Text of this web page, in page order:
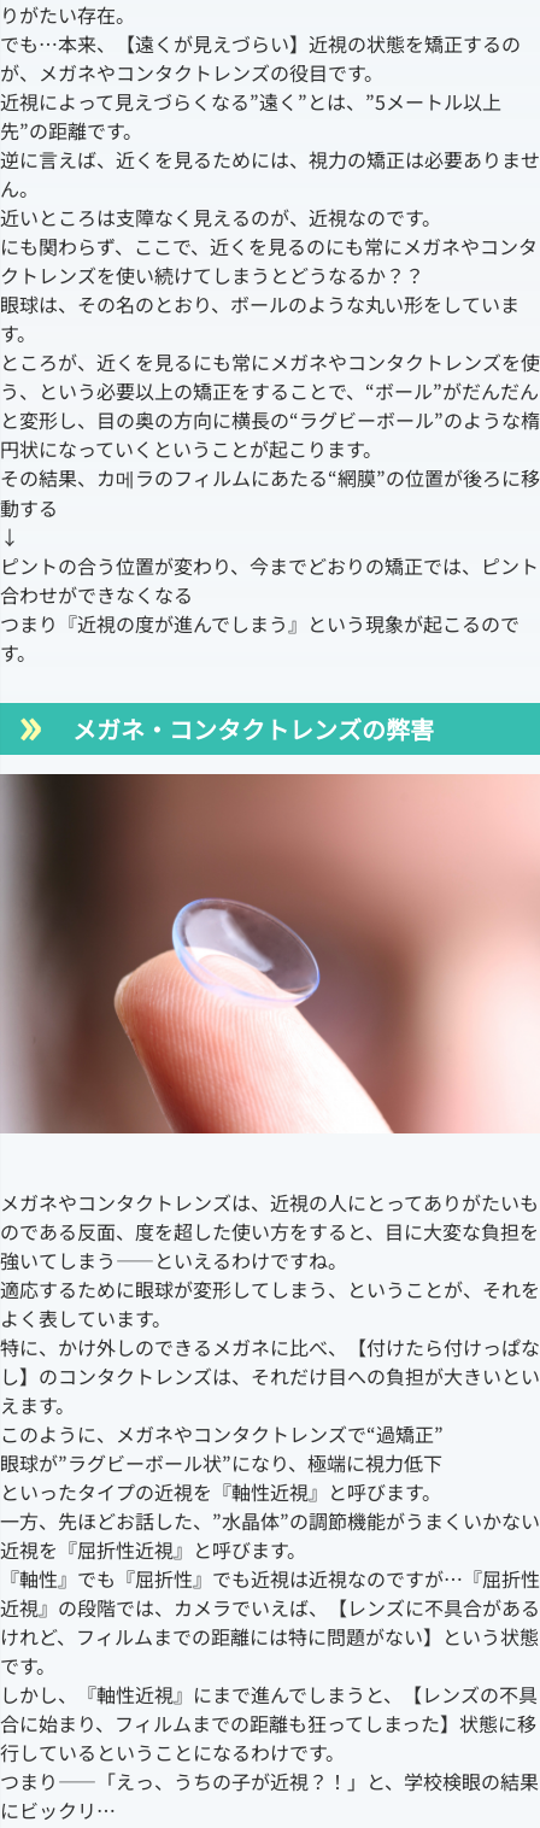
りがたい存在。
でも…本来、【遠くが見えづらい】近視の状態を矯正するの
が、メガネやコンタクトレンズの役目です。
近視によって見えづらくなる”遠く”とは、”5メートル以上
先”の距離です。
逆に言えば、近くを見るためには、視力の矯正は必要ありませ
ん。
近いところは支障なく見えるのが、近視なのです。
にも関わらず、ここで、近くを見るのにも常にメガネやコンタ
クトレンズを使い続けてしまうとどうなるか？？
眼球は、その名のとおり、ボールのような丸い形をしていま
す。
ところが、近くを見るにも常にメガネやコンタクトレンズを使
う、という必要以上の矯正をすることで、“ボール”がだんだん
と変形し、目の奥の方向に横長の“ラグビーボール”のような楕
円状になっていくということが起こります。
その結果、カ메ラのフィルムにあたる“網膜”の位置が後ろに移
動する
↓
ピントの合う位置が変わり、今までどおりの矯正では、ピント
合わせができなくなる
つまり『近視の度が進んでしまう』という現象が起こるので
す。
メガネ・コンタクトレンズの弊害
メガネやコンタクトレンズは、近視の人にとってありがたいも
のである反面、度を超した使い方をすると、目に大変な負担を
強いてしまう――といえるわけですね。
適応するために眼球が変形してしまう、ということが、それを
よく表しています。
特に、かけ外しのできるメガネに比べ、【付けたら付けっぱな
し】のコンタクトレンズは、それだけ目への負担が大きいとい
えます。
このように、メガネやコンタクトレンズで“過矯正”
眼球が”ラグビーボール状”になり、極端に視力低下
といったタイプの近視を『軸性近視』と呼びます。
一方、先ほどお話した、”水晶体”の調節機能がうまくいかない
近視を『屈折性近視』と呼びます。
『軸性』でも『屈折性』でも近視は近視なのですが…『屈折性
近視』の段階では、カメラでいえば、【レンズに不具合がある
けれど、フィルムまでの距離には特に問題がない】という状態
です。
しかし、『軸性近視』にまで進んでしまうと、【レンズの不具
合に始まり、フィルムまでの距離も狂ってしまった】状態に移
行しているということになるわけです。
つまり――「えっ、うちの子が近視？！」と、学校検眼の結果
にビックリ…